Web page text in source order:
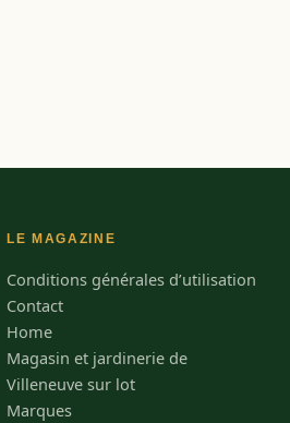
LE MAGAZINE
Conditions générales d’utilisation
Contact
Home
Magasin et jardinerie de
Villeneuve sur lot
Marques